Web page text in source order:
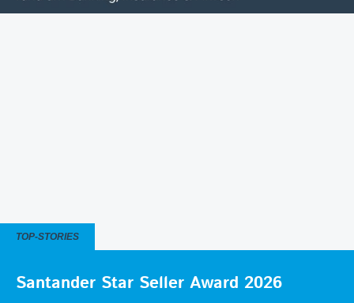
TOP-STORIES
Santander Star Seller Award 2026